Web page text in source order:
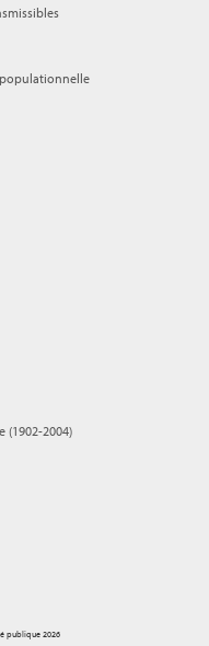
populationnelle
(1902-2004)
publique 2026